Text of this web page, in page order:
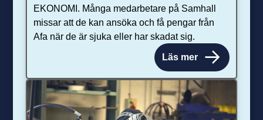
EKONOMI. Många medarbetare på Samhall
missar att de kan ansöka och få pengar från
Afa när de är sjuka eller har skadat sig.
Läs mer